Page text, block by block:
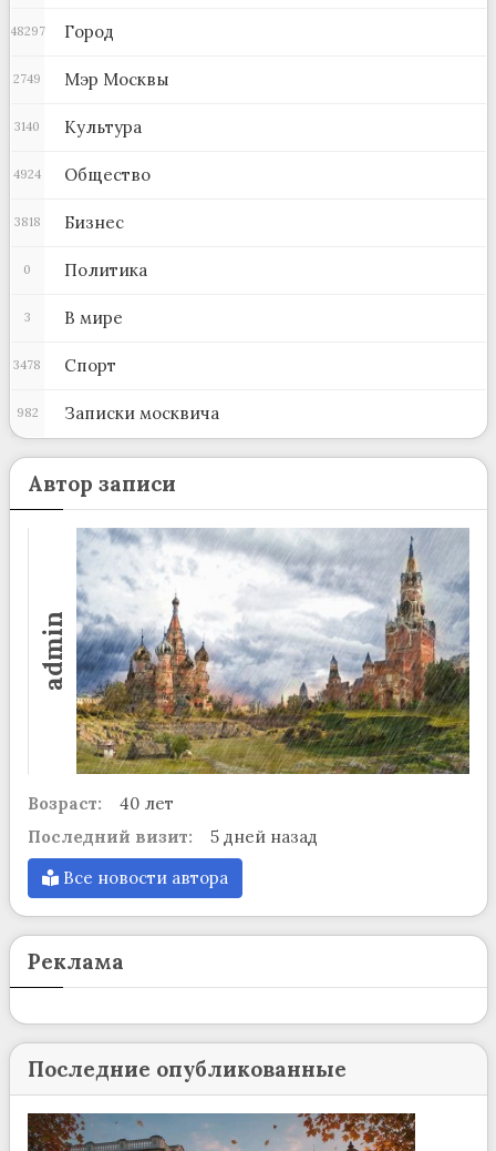
Город
48297
Мэр Москвы
2749
Культура
3140
Общество
4924
Бизнес
3818
Политика
0
В мире
3
Спорт
3478
Записки москвича
982
Автор записи
admin
Возраст:
40 лет
Последний визит:
5 дней назад
Все новости автора
Реклама
Последние опубликованные